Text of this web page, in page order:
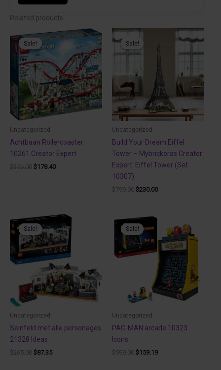
Related products
Sale!
Sale!
Uncategorized
Achtbaan Rollercoaster
10261 Creator Expert
$356.00 Original
$178.40Current
Sale!
Sale!
Uncategorized
Build Your Dream Eiffel
Tower – Mybrickoras Creator
Expert: Eiffel Tower (Set
10307)
$799.90 Original
$230.00Current
Sale!
Sale!
Uncategorized
Seinfeld met alle personages
21328 Ideas
$265.00 Original
$87.35Current
Sale!
Sale!
Uncategorized
PAC-MAN arcade 10323
Icons
$599.00 Original
$159.19Current